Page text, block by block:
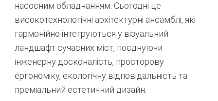
насосним обладнанням. Сьогодні це
високотехнологічні архітектурні ансамблі, які
гармонійно інтегруються у візуальний
ландшафт сучасних міст, поєднуючи
інженерну досконалість, просторову
ергономіку, екологічну відповідальність та
преміальний естетичний дизайн.